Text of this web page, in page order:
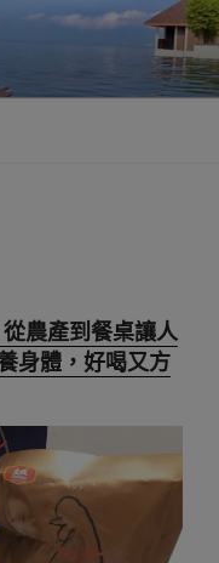
農產到餐桌讓人
身體，好喝又方